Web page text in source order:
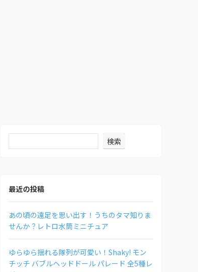
検索
最近の投稿
あの頃の遠足を思い出す！うちのタマ知りま
せんか？レトロ水筒ミニチュア
ゆらゆら揺れる隊列が可愛い！Shaky! モン
チッチ バブルヘッドドール パレード 全5種レ